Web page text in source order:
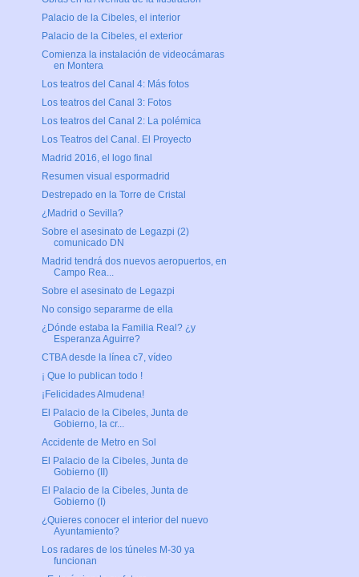
Palacio de la Cibeles, el interior
Palacio de la Cibeles, el exterior
Comienza la instalación de videocámaras
en Montera
Los teatros del Canal 4: Más fotos
Los teatros del Canal 3: Fotos
Los teatros del Canal 2: La polémica
Los Teatros del Canal. El Proyecto
Madrid 2016, el logo final
Resumen visual espormadrid
Destrepado en la Torre de Cristal
¿Madrid o Sevilla?
Sobre el asesinato de Legazpi (2)
comunicado DN
Madrid tendrá dos nuevos aeropuertos, en
Campo Rea...
Sobre el asesinato de Legazpi
No consigo separarme de ella
¿Dónde estaba la Familia Real? ¿y
Esperanza Aguirre?
CTBA desde la línea c7, vídeo
¡ Que lo publican todo !
¡Felicidades Almudena!
El Palacio de la Cibeles, Junta de
Gobierno, la cr...
Accidente de Metro en Sol
El Palacio de la Cibeles, Junta de
Gobierno (II)
El Palacio de la Cibeles, Junta de
Gobierno (I)
¿Quieres conocer el interior del nuevo
Ayuntamiento?
Los radares de los túneles M-30 ya
funcionan